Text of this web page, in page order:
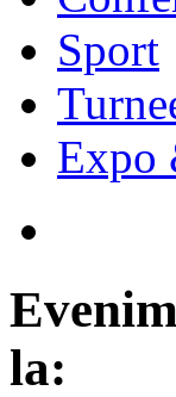
Sport
Expo
la: